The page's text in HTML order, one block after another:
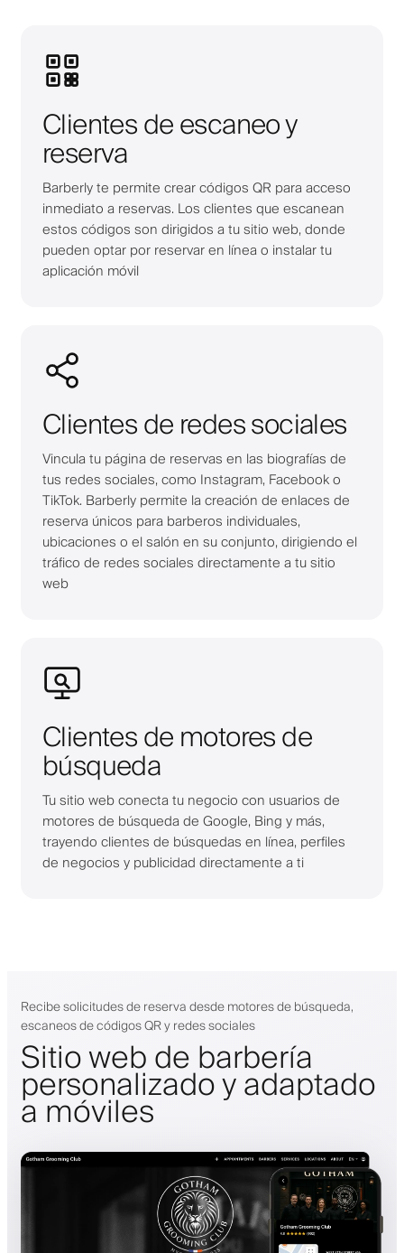
Clientes de escaneo y
reserva
Barberly te permite crear códigos QR para acceso
inmediato a reservas. Los clientes que escanean
estos códigos son dirigidos a tu sitio web, donde
pueden optar por reservar en línea o instalar tu
aplicación móvil
Clientes de redes sociales
Vincula tu página de reservas en las biografías de
tus redes sociales, como Instagram, Facebook o
TikTok. Barberly permite la creación de enlaces de
reserva únicos para barberos individuales,
ubicaciones o el salón en su conjunto, dirigiendo el
tráfico de redes sociales directamente a tu sitio
web
Clientes de motores de
búsqueda
Tu sitio web conecta tu negocio con usuarios de
motores de búsqueda de Google, Bing y más,
trayendo clientes de búsquedas en línea, perfiles
de negocios y publicidad directamente a ti
Recibe solicitudes de reserva desde motores de búsqueda,
escaneos de códigos QR y redes sociales
Sitio web de barbería
personalizado y adaptado
a móviles